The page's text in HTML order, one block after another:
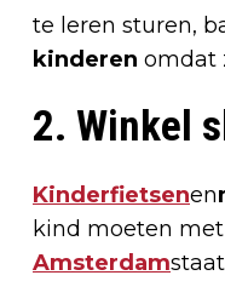
te leren sturen,
kinderen omdat
2. Winkel
Kinderfietsenen
kind moeten
Amsterdam